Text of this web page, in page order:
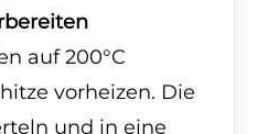
auf 200°C
vorheizen. Die
und in eine